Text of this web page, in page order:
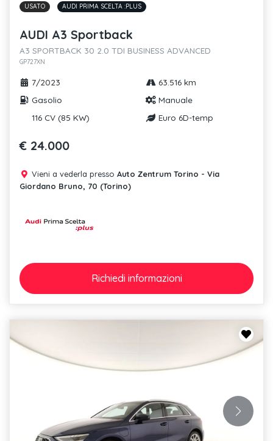
USATO AUDI PRIMA SCELTA :PLUS
AUDI A3 Sportback
A3 SPORTBACK 30 2.0 TDI BUSINESS ADVANCED
GP727XN
7/2023
63.516 km
Gasolio
Manuale
116 CV (85 KW)
Euro 6D-temp
€ 24.000
Vieni a vederla presso Auto Zentrum Torino - Via
Giordano Bruno, 70 (Torino)
Richiedi informazioni